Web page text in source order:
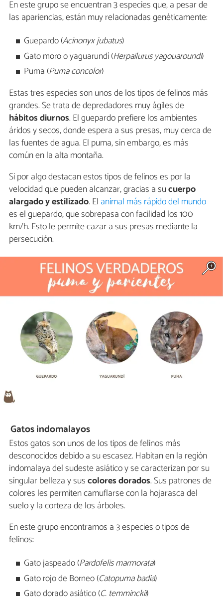
En este grupo se encuentran 3 especies que, a pesar de
las apariencias, están muy relacionadas genéticamente:
Guepardo (Acinonyx jubatus)
Gato moro o yaguarundí (Herpailurus yagouaroundi)
Puma (Puma concolor)
Estas tres especies son unos de los tipos de felinos más
grandes. Se trata de depredadores muy ágiles de
hábitos diurnos. El guepardo prefiere los ambientes
áridos y secos, donde espera a sus presas, muy cerca de
las fuentes de agua. El puma, sin embargo, es más
común en la alta montaña.
Si por algo destacan estos tipos de felinos es por la
velocidad que pueden alcanzar, gracias a sucuerpo
alargado y estilizado. El animal más rápido del mundo
es el guepardo, que sobrepasa con facilidad los 100
km/h. Esto le permite cazar a sus presas mediante la
persecución.
Gatos indomalayos
Estos gatos son unos de los tipos de felinos más
desconocidos debido a su escasez. Habitan en la región
indomalaya del sudeste asiático y se caracterizan por su
singular belleza y suscolores dorados. Sus patrones de
colores les permiten camuflarse con la hojarasca del
suelo y la corteza de los árboles.
En este grupo encontramos a 3 especies o tipos de
felinos:
Gato jaspeado (Pardofelis marmorata)
Gato rojo de Borneo (Catopuma badia)
Gato dorado asiático (C. temminckii)